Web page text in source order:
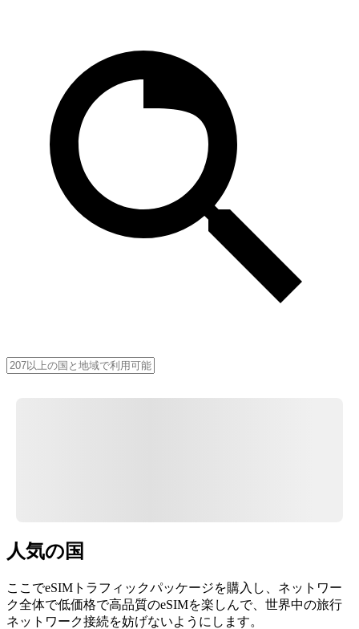
人気の国
ここでeSIMトラフィックパッケージを購入し、ネットワー
ク全体で低価格で高品質のeSIMを楽しんで、世界中の旅行
ネットワーク接続を妨げないようにします。